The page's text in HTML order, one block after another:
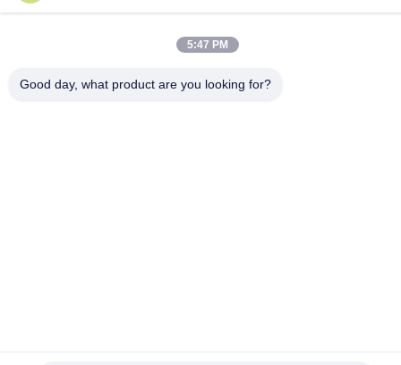
プライバシーポリシー |地図
5:47 PM
Good day, what product are you looking for?